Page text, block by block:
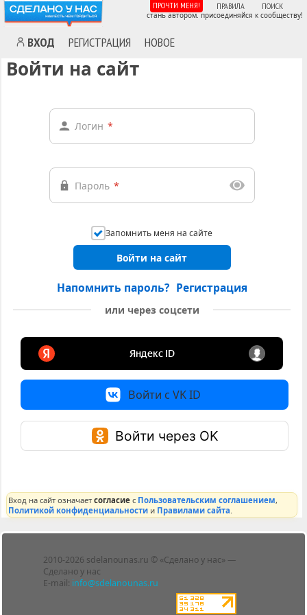
ВХОД РЕГИСТРАЦИЯ НОВОЕ
ПРОЧТИ МЕНЯ! ПРАВИЛА ПОИСК
стань автором. присоединяйся к сообществу!
Войти на сайт
Логин *
Пароль *
Запомнить меня на сайте
Войти на сайт
Напомнить пароль? Регистрация
или через соцсети
Войти с VK ID
Войти через OK
Вход на сайт означаетсогласие с Пользовательским соглашением,
Политикой конфиденциальности и Правилами сайта
2010-2026 sdelanounas.ru © «Сделано у нас» —
Сделано у нас
E-mail: info@sdelanounas.ru
Блоги
Люди
Политика